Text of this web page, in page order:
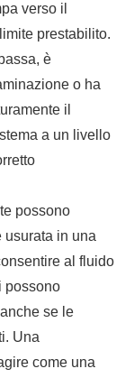
verso il
prestabilito.
è
o ha
il
a un livello
possono
in una
al fluido
possono
se le
Una
come una